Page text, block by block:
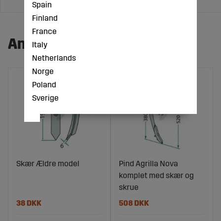
Andre købte også:
Skær Ældre model
38 DKK
Pind Agrilla Nova
komplet med skær og
skrue
508 DKK
Spain
Finland
France
Italy
Netherlands
Norge
Poland
Sverige